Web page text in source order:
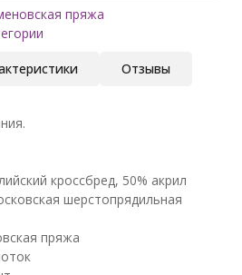
пряжа
Отзывы
кроссбред, 50% акрил
шерстопрядильная
пряжа